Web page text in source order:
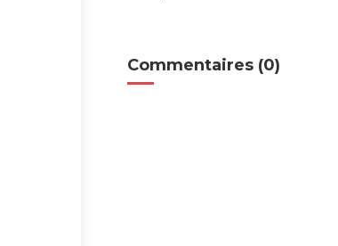
Commentaires (0)